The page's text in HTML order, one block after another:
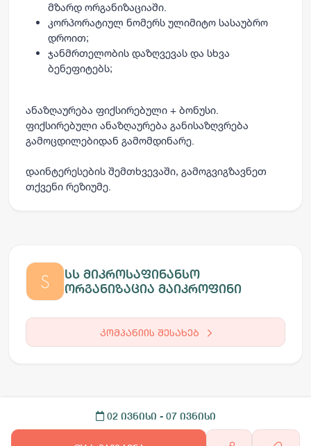
მზარდ ორგანიზაციაში.
კორპორატიულ ნომერს ულიმიტო სასაუბრო
დროით;
ჯანმრთელობის დაზღვევას და სხვა
ბენეფიტებს;
ანაზღაურება ფიქსირებული + ბონუსი.
ფიქსირებული ანაზღაურება განისაზღვრება
გამოცდილებიდან გამომდინარე.
დაინტერესების შემთხვევაში, გამოგვიგზავნეთ
თქვენი რეზიუმე.
სს მიკროსაფინანსო
ორგანიზაცია მაიკროფინი
კომპანიის შესახებ
02 ივნისი - 07 ივნისი